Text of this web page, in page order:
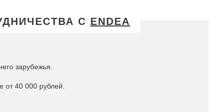
С ENDEA
зарубежья.
от 40 000 рублей.